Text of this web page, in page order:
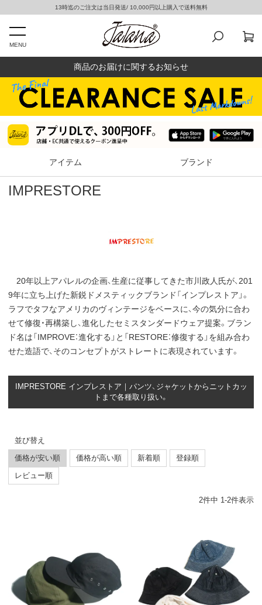
13時迄のご注文は当日発送/ 10,000円以上購入で送料無料
MENU
商品のお届けに関するお知らせ
アイテム ブランド
IMPRESTORE
20年以上アパレルの企画、生産に従事してきた市川政人氏が、201
9年に立ち上げた新鋭ドメスティックブランド「インプレストア」。
ラフでタフなアメリカのヴィンテージをベースに、今の気分に合わ
せて修復・再構築し、進化したセミスタンダードウェア提案。ブラン
ド名は「IMPROVE：進化する」と「RESTORE：修復する」を組み合わ
せた造語で、そのコンセプトがストレートに表現されています。
IMPRESTORE インプレストア｜パンツ、ジャケットからニットカッ
トまで各種取り扱い。
並び替え
価格が安い順
価格が高い順 新着順
登録順
レビュー順
2件中 1-2件表示